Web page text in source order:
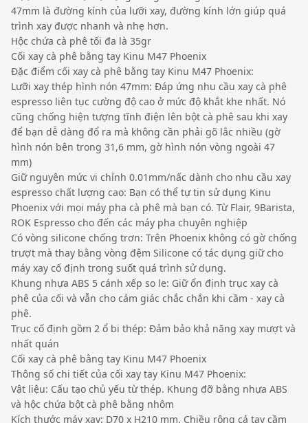
47mm là đường kính của lưỡi xay, đường kính lớn giúp quá
trình xay được nhanh và nhẹ hơn.
Hộc chứa cà phê tối đa là 35gr
Cối xay cà phê bằng tay Kinu M47 Phoenix
Đặc điểm cối xay cà phê bằng tay Kinu M47 Phoenix:
Lưỡi xay thép hình nón 47mm: Đáp ứng nhu cầu xay cà phê
espresso liên tục cường độ cao ở mức độ khắt khe nhất. Nó
cũng chống hiện tượng tĩnh điện lên bột cà phê sau khi xay
để bạn dễ dàng đổ ra mà không cần phải gõ lắc nhiều (gờ
hình nón bên trong 31,6 mm, gờ hình nón vòng ngoài 47
mm)
Giữ nguyên mức vi chỉnh 0.01mm/nấc dành cho nhu cầu xay
espresso chất lượng cao: Bạn có thể tự tin sử dụng Kinu
Phoenix với mọi máy pha cà phê mà bạn có. Từ Flair, 9Barista,
ROK Espresso cho đến các máy pha chuyên nghiệp
Có vòng silicone chống trơn: Trên Phoenix không có gờ chống
trượt mà thay bằng vòng đệm Silicone có tác dụng giữ cho
máy xay cố định trong suốt quá trình sử dụng.
Khung nhựa ABS 5 cánh xếp so le: Giữ ổn định trục xay cà
phê của cối và vẫn cho cảm giác chắc chắn khi cầm - xay cà
phê.
Trục cố định gồm 2 ổ bi thép: Đảm bảo khả năng xay mượt và
nhất quán
Cối xay cà phê bằng tay Kinu M47 Phoenix
Thông số chi tiết của cối xay tay Kinu M47 Phoenix:
Vật liệu: Cấu tạo chủ yếu từ thép. Khung đỡ bằng nhựa ABS
và hộc chứa bột cà phê bằng nhôm
Kích thước máy xay: D70 x H210 mm. Chiều rộng cả tay cầm